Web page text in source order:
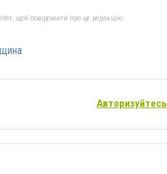
щоб повідомити про це редакцію
Авторизуйтесь